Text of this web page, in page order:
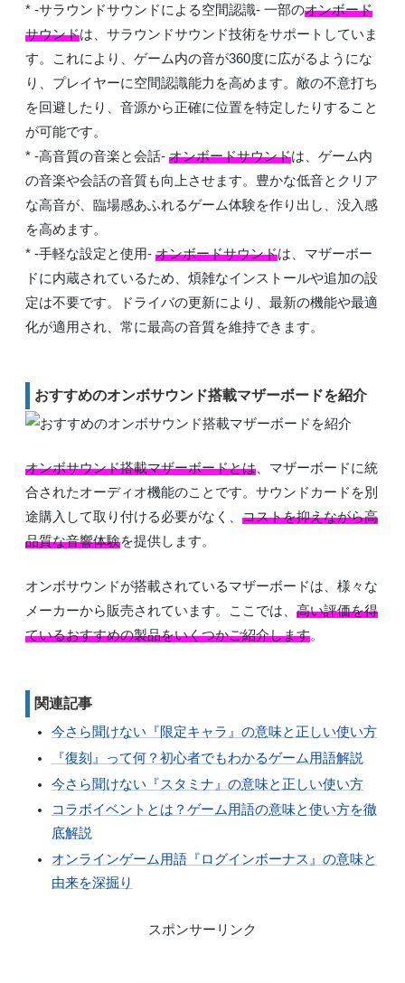
* -サラウンドサウンドによる空間認識- 一部のオンボード
サウンドは、サラウンドサウンド技術をサポートしていま
す。これにより、ゲーム内の音が360度に広がるようにな
り、プレイヤーに空間認識能力を高めます。敵の不意打ち
を回避したり、音源から正確に位置を特定したりすること
が可能です。
* -高音質の音楽と会話- オンボードサウンドは、ゲーム内
の音楽や会話の音質も向上させます。豊かな低音とクリア
な高音が、臨場感あふれるゲーム体験を作り出し、没入感
を高めます。
* -手軽な設定と使用- オンボードサウンドは、マザーボー
ドに内蔵されているため、煩雑なインストールや追加の設
定は不要です。ドライバの更新により、最新の機能や最適
化が適用され、常に最高の音質を維持できます。
おすすめのオンボサウンド搭載マザーボードを紹介
オンボサウンド搭載マザーボードとは 、マザーボードに統
合されたオーディオ機能のことです。サウンドカードを別
途購入して取り付ける必要がなく、 コストを抑えながら高
品質な音響体験を提供します。
オンボサウンドが搭載されているマザーボードは、様々な
メーカーから販売されています。ここでは、 高い評価を得
ているおすすめの製品をいくつかご紹介します。
関連記事
今さら聞けない『限定キャラ』の意味と正しい使い方
『復刻』って何？初心者でもわかるゲーム用語解説
今さら聞けない『スタミナ』の意味と正しい使い方
コラボイベントとは？ゲーム用語の意味と使い方を徹
底解説
オンラインゲーム用語『ログインボーナス』の意味と
由来を深掘り
スポンサーリンク